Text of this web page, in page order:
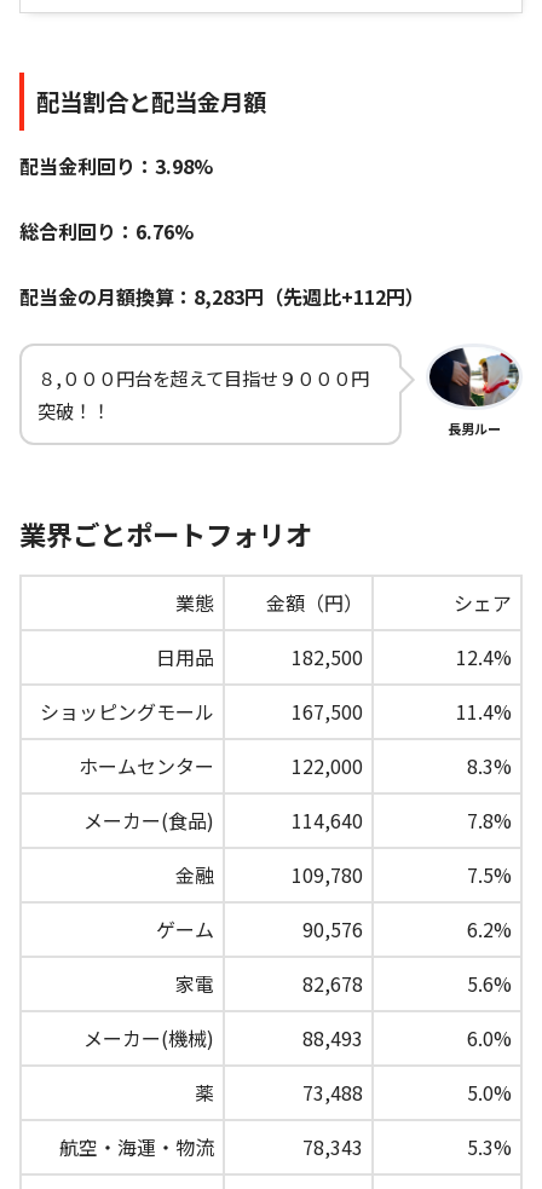
配当割合と配当金月額
配当金利回り：3.98%
総合利回り：6.76%
配当金の月額換算：8,283円（先週比+112円）
８,０００円台を超えて目指せ９０００円
突破！！
長男ルー
業界ごとポートフォリオ
業態 金額（円）
シェア
日用品
182,500
12.4%
ショッピングモール
167,500
11.4%
ホームセンター
122,000
8.3%
メーカー(食品)
114,640
7.8%
金融
109,780
7.5%
ゲーム
90,576
6.2%
家電
82,678
5.6%
メーカー(機械)
88,493
6.0%
薬
73,488
5.0%
航空・海運・物流
78,343
5.3%